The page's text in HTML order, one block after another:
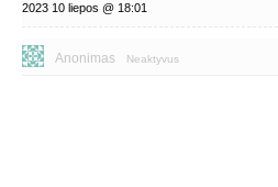
2023 10 liepos @ 18:01
Anonimas Neaktyvus